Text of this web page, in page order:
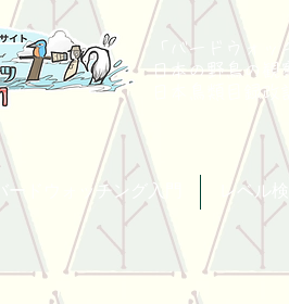
「バードウォッ
日本の野鳥の観
日本鳥類目録
バードウォッチング入門 レベル